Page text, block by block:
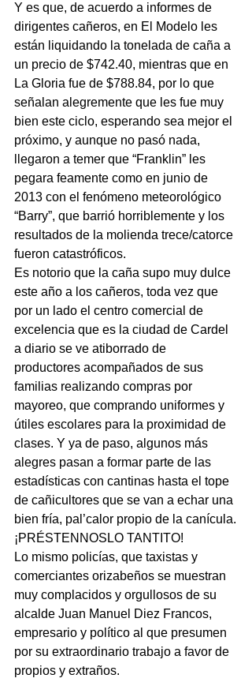
Y es que, de acuerdo a informes de
dirigentes cañeros, en El Modelo les
están liquidando la tonelada de caña a
un precio de $742.40, mientras que en
La Gloria fue de $788.84, por lo que
señalan alegremente que les fue muy
bien este ciclo, esperando sea mejor el
próximo, y aunque no pasó nada,
llegaron a temer que “Franklin” les
pegara feamente como en junio de
2013 con el fenómeno meteorológico
“Barry”, que barrió horriblemente y los
resultados de la molienda trece/catorce
fueron catastróficos.
Es notorio que la caña supo muy dulce
este año a los cañeros, toda vez que
por un lado el centro comercial de
excelencia que es la ciudad de Cardel
a diario se ve atiborrado de
productores acompañados de sus
familias realizando compras por
mayoreo, que comprando uniformes y
útiles escolares para la proximidad de
clases. Y ya de paso, algunos más
alegres pasan a formar parte de las
estadísticas con cantinas hasta el tope
de cañicultores que se van a echar una
bien fría, pal’calor propio de la canícula.
¡PRÉSTENNOSLO TANTITO!
Lo mismo policías, que taxistas y
comerciantes orizabeños se muestran
muy complacidos y orgullosos de su
alcalde Juan Manuel Diez Francos,
empresario y político al que presumen
por su extraordinario trabajo a favor de
propios y extraños.